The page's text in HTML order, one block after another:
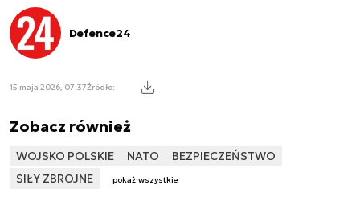
Defence24
15 maja 2026, 07:37Źródło:
Zobacz również
WOJSKO POLSKIE NATO
BEZPIECZEŃSTWO
SIŁY ZBROJNE
pokaż wszystkie